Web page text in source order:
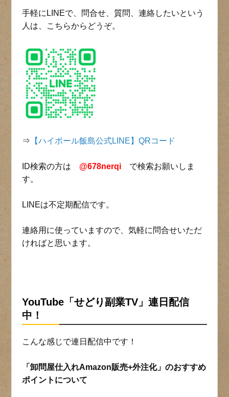
手軽にLINEで、問合せ、質問、連絡したいという
人は、こちらからどうぞ。
⇒ 【ハイボール飯島公式LINE】QRコード
ID検索の方は @678nerqi
で検索お願いしま
す。
LINEは不定期配信です。
連絡用に使っていますので、気軽に問合せいただ
ければと思います。
YouTube「せどり副業TV」連日 配信
中！
こんな感じで連日配信中です！
「卸問屋仕入れAmazon販売+外注化」のおすすめ
ポイントについて